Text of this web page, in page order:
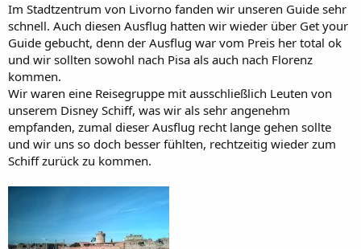
Im Stadtzentrum von Livorno fanden wir unseren Guide sehr
schnell. Auch diesen Ausflug hatten wir wieder über Get your
Guide gebucht, denn der Ausflug war vom Preis her total ok
und wir sollten sowohl nach Pisa als auch nach Florenz
kommen.
Wir waren eine Reisegruppe mit ausschließlich Leuten von
unserem Disney Schiff, was wir als sehr angenehm
empfanden, zumal dieser Ausflug recht lange gehen sollte
und wir uns so doch besser fühlten, rechtzeitig wieder zum
Schiff zurück zu kommen.